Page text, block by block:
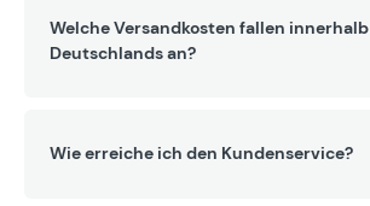
Welche Versandkosten fallen innerhalb
Deutschlands an?
Wie erreiche ich den Kundenservice?